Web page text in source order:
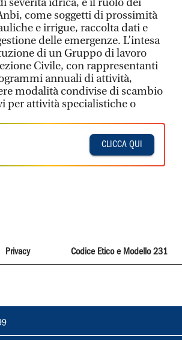
severità idrica, e il ruolo dei
come soggetti di prossimità
e irrigue, raccolta dati e
delle emergenze. L’intesa
di un Gruppo di lavoro
Civile, con rappresentanti
annuali di attività,
modalità condivise di scambio
per attività specialistiche o
CLICCA QUI
Privacy Codice Etico e Modello 231